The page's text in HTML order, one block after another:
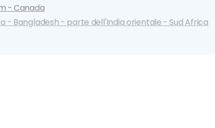
- Canada
- Bangladesh - parte dell'India orientale - Sud Africa